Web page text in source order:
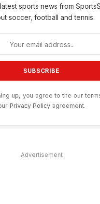
sports news from
soccer, football and tennis.
up, you agree to the our
Privacy Policyagreement.
Advertisement